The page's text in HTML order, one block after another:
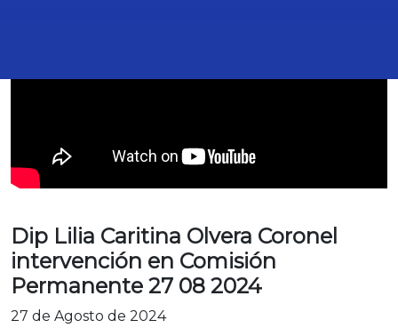
Dip Lilia Caritina Olvera Coronel
intervención en Comisión
Permanente 27 08 2024
27 de Agosto de 2024